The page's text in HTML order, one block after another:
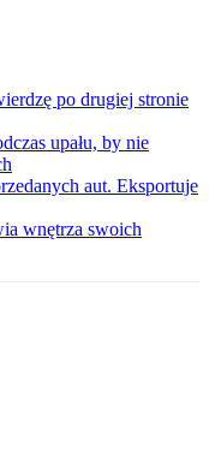
po drugiej stronie
upału, by nie
aut. Eksportuje
wnętrza swoich